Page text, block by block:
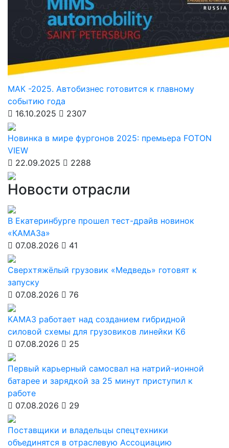
МАК -2025. Автобизнес готовится к главному
событию года
16.10.2025
2307
Новинка в мире фургонов 2025: премьера FOTON
VIEW
22.09.2025
2288
Новости отрасли
В Екатеринбурге прошел тест-драйв новинок
«КАМАЗа»
07.08.2026
41
Сверхтяжёлый грузовик «Медведь» готовят к
запуску
07.08.2026
76
КАМАЗ работает над созданием гибридной
силовой схемы для грузовиков линейки К6
07.08.2026
25
Первый карьерный самосвал на натрий-ионной
батарее и зарядкой за 25 минут приступил к
работе
07.08.2026
29
Поставщики и владельцы спецтехники
объединятся в отраслевую Ассоциацию